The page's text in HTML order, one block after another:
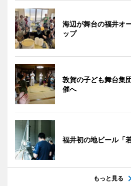
海辺が舞台の福井オ
ップ
敦賀の子ども舞台集
催へ
福井初の地ビール「
もっと見る